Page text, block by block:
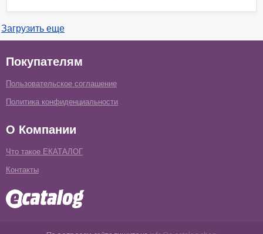
Загрузить еще
Покупателям
Пользовательское соглашение
Политика конфиденциальности
О Компании
Что такое ЕКАТАЛОГ
Контакты